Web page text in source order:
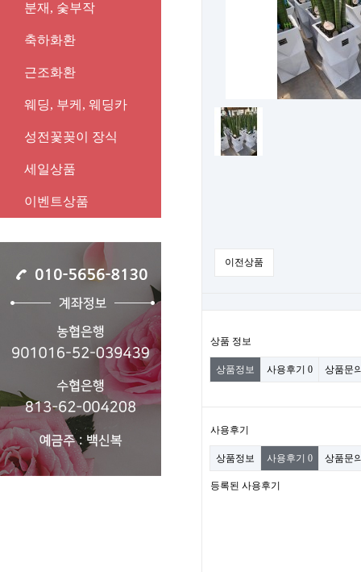
분재, 숯부작
축하화환
근조화환
웨딩, 부케, 웨딩카
성전꽃꽂이 장식
세일상품
이벤트상품
이전상품
상품 정보
상품정보 사용후기 0 상품문
사용후기
상품정보 사용후기 0 상품문
등록된 사용후기